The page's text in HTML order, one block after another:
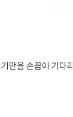
만을 손꼽아 기